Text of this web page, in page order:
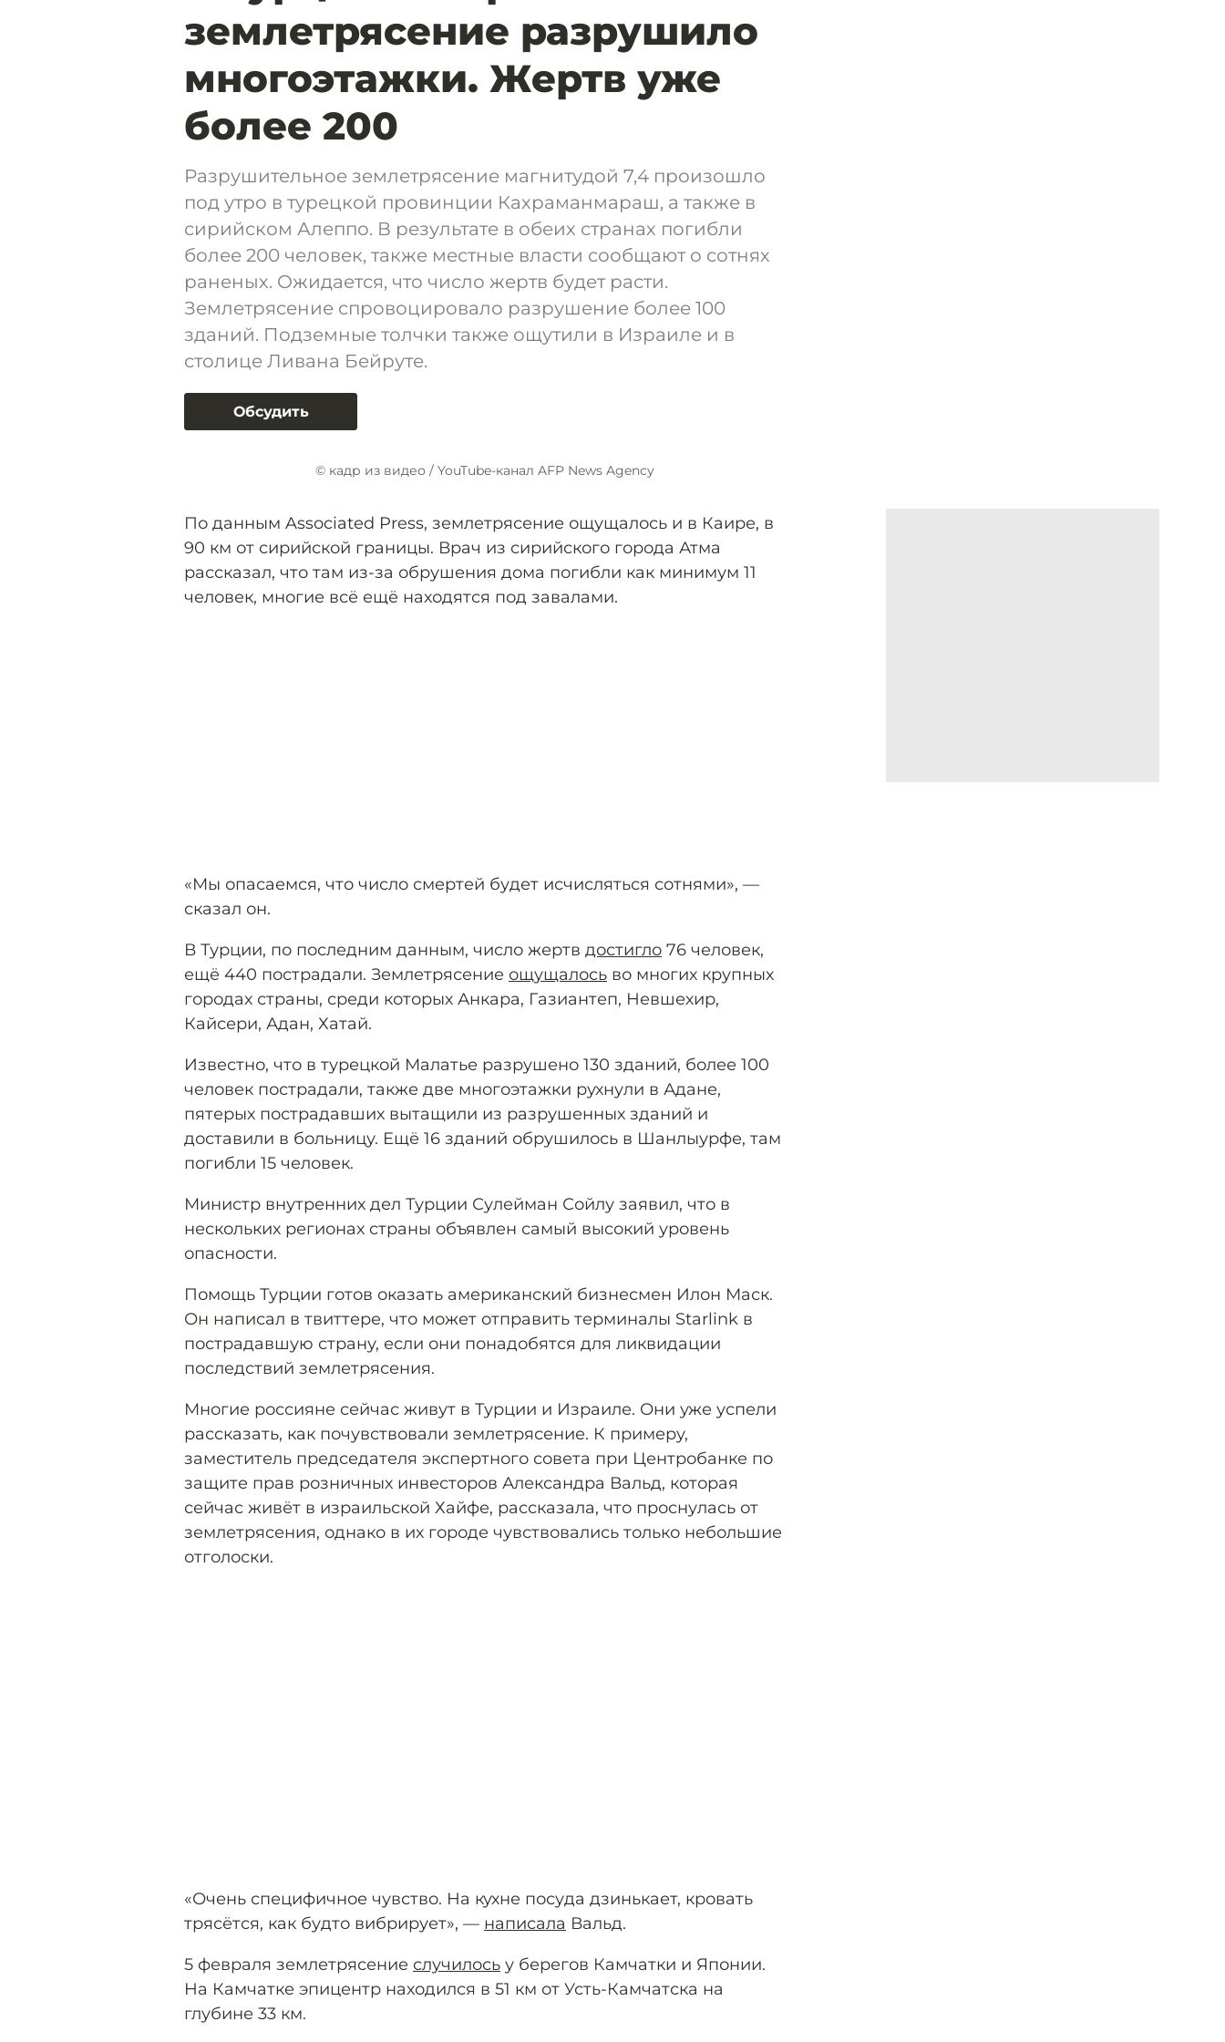
землетрясение разрушило
многоэтажки. Жертв уже
более 200
Разрушительное землетрясение магнитудой 7,4 произошло
под утро в турецкой провинции Кахраманмараш, а также в
сирийском Алеппо. В результате в обеих странах погибли
более 200 человек, также местные власти сообщают о сотнях
раненых. Ожидается, что число жертв будет расти.
Землетрясение спровоцировало разрушение более 100
зданий. Подземные толчки также ощутили в Израиле и в
столице Ливана Бейруте.
Обсудить
© кадр из видео / YouTube-канал AFP News Agency
По данным Associated Press, землетрясение ощущалось и в Каире, в
90 км от сирийской границы. Врач из сирийского города Атма
рассказал, что там из-за обрушения дома погибли как минимум 11
человек, многие всё ещё находятся под завалами.
«Мы опасаемся, что число смертей будет исчисляться сотнями», —
сказал он.
В Турции, по последним данным, число жертв достигло 76 человек,
ещё 440 пострадали. Землетрясение ощущалось во многих крупных
городах страны, среди которых Анкара, Газиантеп, Невшехир,
Кайсери, Адан, Хатай.
Известно, что в турецкой Малатье разрушено 130 зданий, более 100
человек пострадали, также две многоэтажки рухнули в Адане,
пятерых пострадавших вытащили из разрушенных зданий и
доставили в больницу. Ещё 16 зданий обрушилось в Шанлыурфе, там
погибли 15 человек.
Министр внутренних дел Турции Сулейман Сойлу заявил, что в
нескольких регионах страны объявлен самый высокий уровень
опасности.
Помощь Турции готов оказать американский бизнесмен Илон Маск.
Он написал в твиттере, что может отправить терминалы Starlink в
пострадавшую страну, если они понадобятся для ликвидации
последствий землетрясения.
Многие россияне сейчас живут в Турции и Израиле. Они уже успели
рассказать, как почувствовали землетрясение. К примеру,
заместитель председателя экспертного совета при Центробанке по
защите прав розничных инвесторов Александра Вальд, которая
сейчас живёт в израильской Хайфе, рассказала, что проснулась от
землетрясения, однако в их городе чувствовались только небольшие
отголоски.
«Очень специфичное чувство. На кухне посуда дзинькает, кровать
трясётся, как будто вибрирует», — написала Вальд.
5 февраля землетрясение случилось у берегов Камчатки и Японии.
На Камчатке эпицентр находился в 51 км от Усть-Камчатска на
глубине 33 км.